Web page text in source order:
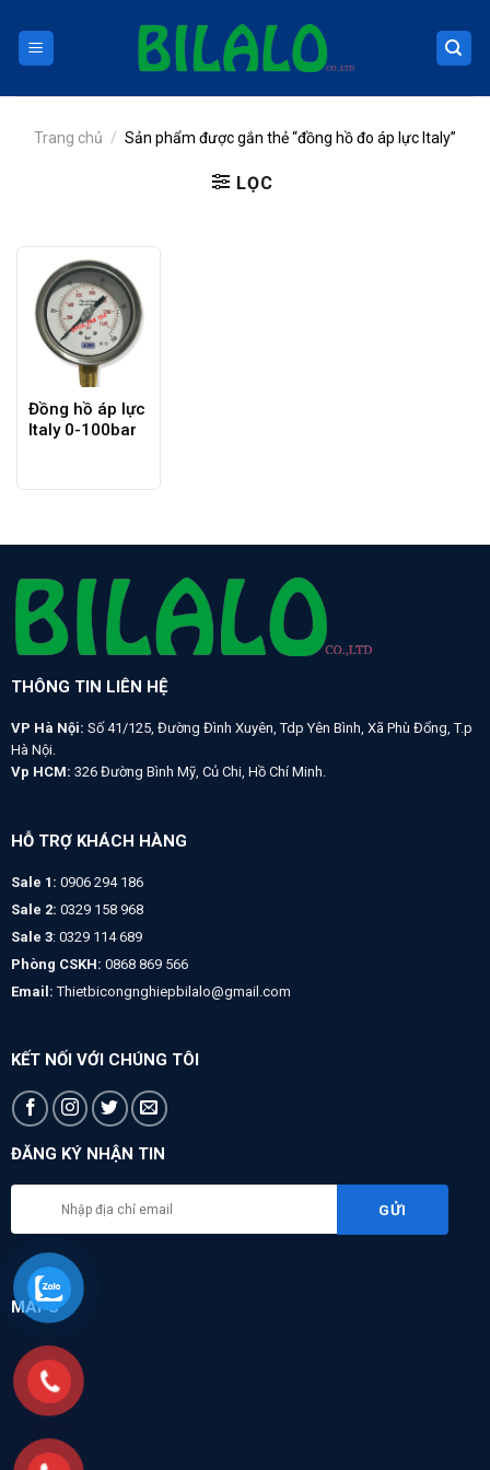
content
Trang chủ / Sản phẩm được gắn thẻ “đồng hồ đo áp lực Italy”
LỌC
Đồng hồ áp lực
Italy 0-100bar
THÔNG TIN LIÊN HỆ
VP Hà Nội: Số 41/125, Đường Đình Xuyên, Tdp Yên Bình, Xã Phù Đổng, T.p
Hà Nội.
Vp HCM: 326 Đường Bình Mỹ, Củ Chi, Hồ Chí Minh.
HỖ TRỢ KHÁCH HÀNG
Sale 1: 0906 294 186
Sale 2: 0329 158 968
Sale 3: 0329 114 689
Phòng CSKH: 0868 869 566
Email: Thietbicongnghiepbilalo@gmail.com
KẾT NỐI VỚI CHÚNG TÔI
ĐĂNG KÝ NHẬN TIN
MAPS